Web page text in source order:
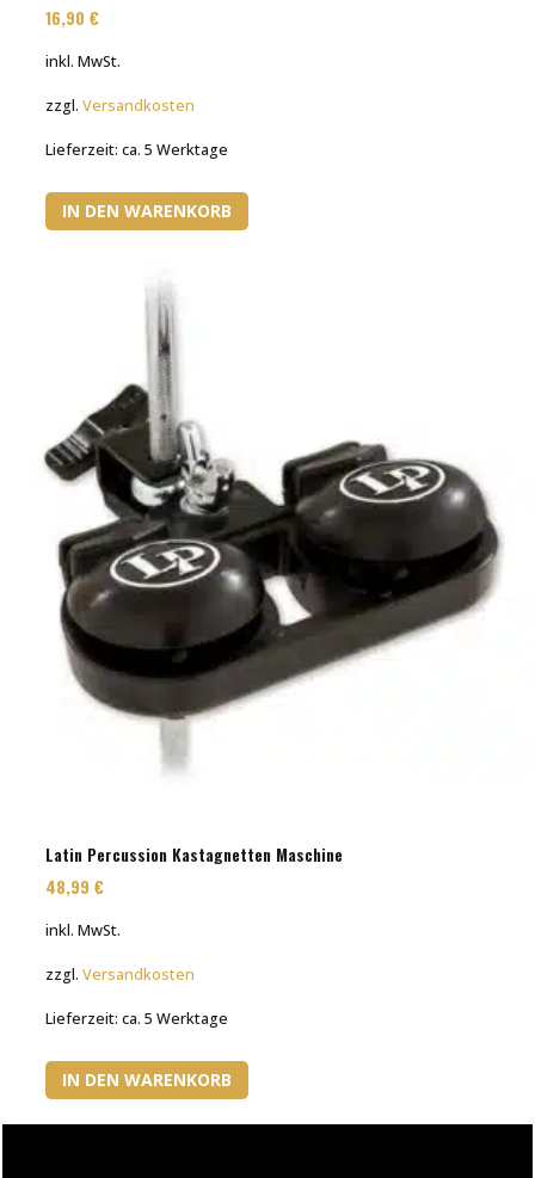
16,90€
inkl. MwSt.
zzgl.Versandkosten
Lieferzeit:ca. 5 Werktage
IN DEN WARENKORB
Latin Percussion Kastagnetten Maschine
48,99€
inkl. MwSt.
zzgl.Versandkosten
Lieferzeit:ca. 5 Werktage
IN DEN WARENKORB